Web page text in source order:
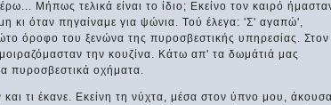
Μήπως τελικά είναι το ίδιο; Εκείνο τον καιρό
κι όταν πηγαίναμε για ψώνια. Τού έλεγα: 'Σ' αγαπώ',
όροφο του ξενώνα της πυροσβεστικής υπηρεσίας. Στον
την κουζίνα. Κάτω απ' τα δωμάτιά μας
πυροσβεστικά οχήματα.
τι έκανε. Εκείνη τη νύχτα, μέσα στον ύπνο μου,